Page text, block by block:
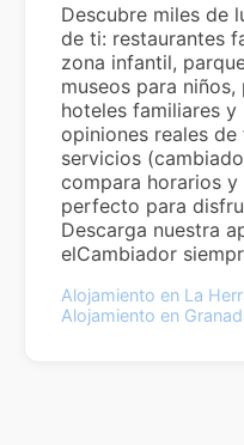
Descubre miles de
de ti: restaurantes
zona infantil,
museos para
hoteles familiares y
opiniones reales
servicios
compara horarios
perfecto para
Descarga nuestra
elCambiador
Alojamiento en La
Alojamiento en